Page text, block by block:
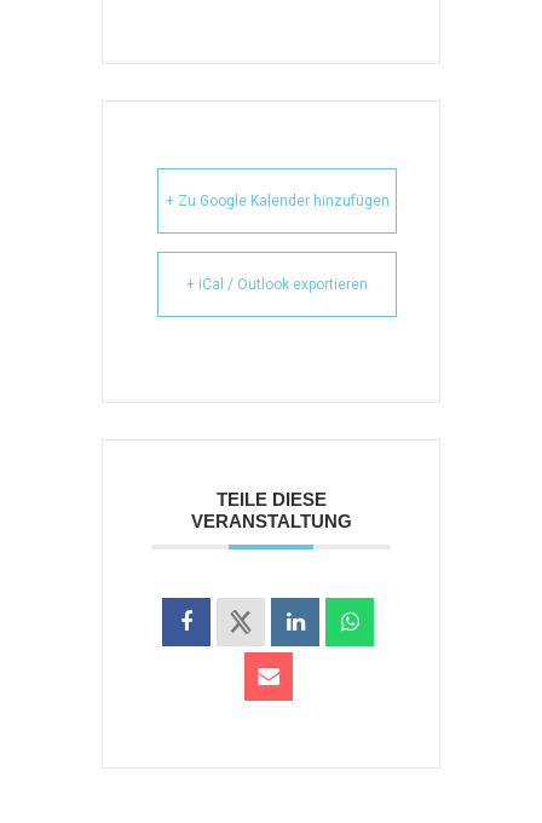
+ Zu Google Kalender hinzufügen
+ iCal / Outlook exportieren
TEILE DIESE
VERANSTALTUNG